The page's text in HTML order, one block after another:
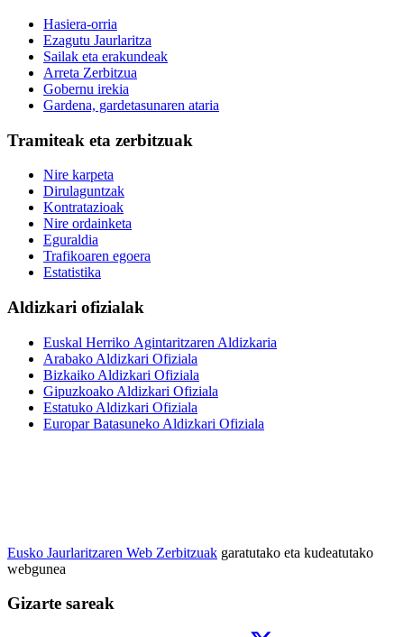
Hasiera-orria
Ezagutu Jaurlaritza
Sailak eta erakundeak
Arreta Zerbitzua
Gobernu irekia
Gardena, gardetasunaren ataria
Tramiteak eta zerbitzuak
Nire karpeta
Dirulaguntzak
Kontratazioak
Nire ordainketa
Eguraldia
Trafikoaren egoera
Estatistika
Aldizkari ofizialak
Euskal Herriko Agintaritzaren Aldizkaria
Arabako Aldizkari Ofiziala
Bizkaiko Aldizkari Ofiziala
Gipuzkoako Aldizkari Ofiziala
Estatuko Aldizkari Ofiziala
Europar Batasuneko Aldizkari Ofiziala
Eusko Jaurlaritzaren Web Zerbitzuak garatutako eta kudeatutako
webgunea
Gizarte sareak